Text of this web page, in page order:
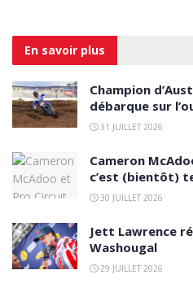
En savoir plus
Champion
débarque sur
31 JUILLET 2026
Cameron
c’est (bientôt)
30 JUILLET 2026
Jett Lawrence
Washougal
29 JUILLET 2026